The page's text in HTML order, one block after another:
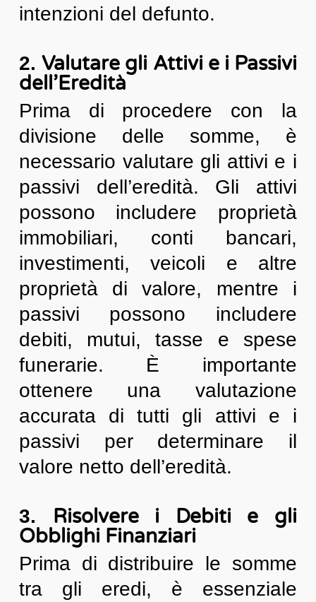
intenzioni del defunto.
2.Valutare gli Attivi e i Passivi
dell’Eredità
Prima di procedere con la
divisione delle somme, è
necessario valutare gli attivi e i
passivi dell’eredità. Gli attivi
possono includere proprietà
immobiliari, conti bancari,
investimenti, veicoli e altre
proprietà di valore, mentre i
passivi possono includere
debiti, mutui, tasse e spese
funerarie. È importante
ottenere una valutazione
accurata di tutti gli attivi e i
passivi per determinare il
valore netto dell’eredità.
3. Risolvere i Debiti e gli
Obblighi Finanziari
Prima di distribuire le somme
tra gli eredi, è essenziale